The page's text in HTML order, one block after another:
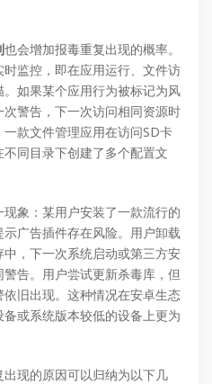
也会增加报毒重复出现的概率。
监控，即在应用运行、文件访
如果某个应用行为被标记为风
警告，下一次访问相同资源时
款文件管理应用在访问SD卡
同目录下创建了多个配置文
象：某用户安装了一款流行的
广告插件存在风险。用户卸载
，下一次系统启动或第三方安
告。用户尝试更新杀毒库，但
旧出现。这种情况在安卓生态
或系统版本较低的设备上更为
现的原因可以归纳为以下几